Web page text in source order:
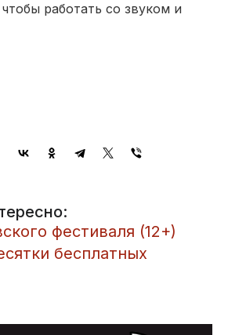
чтобы работать со звуком и
фестиваля (12+)
бесплатных